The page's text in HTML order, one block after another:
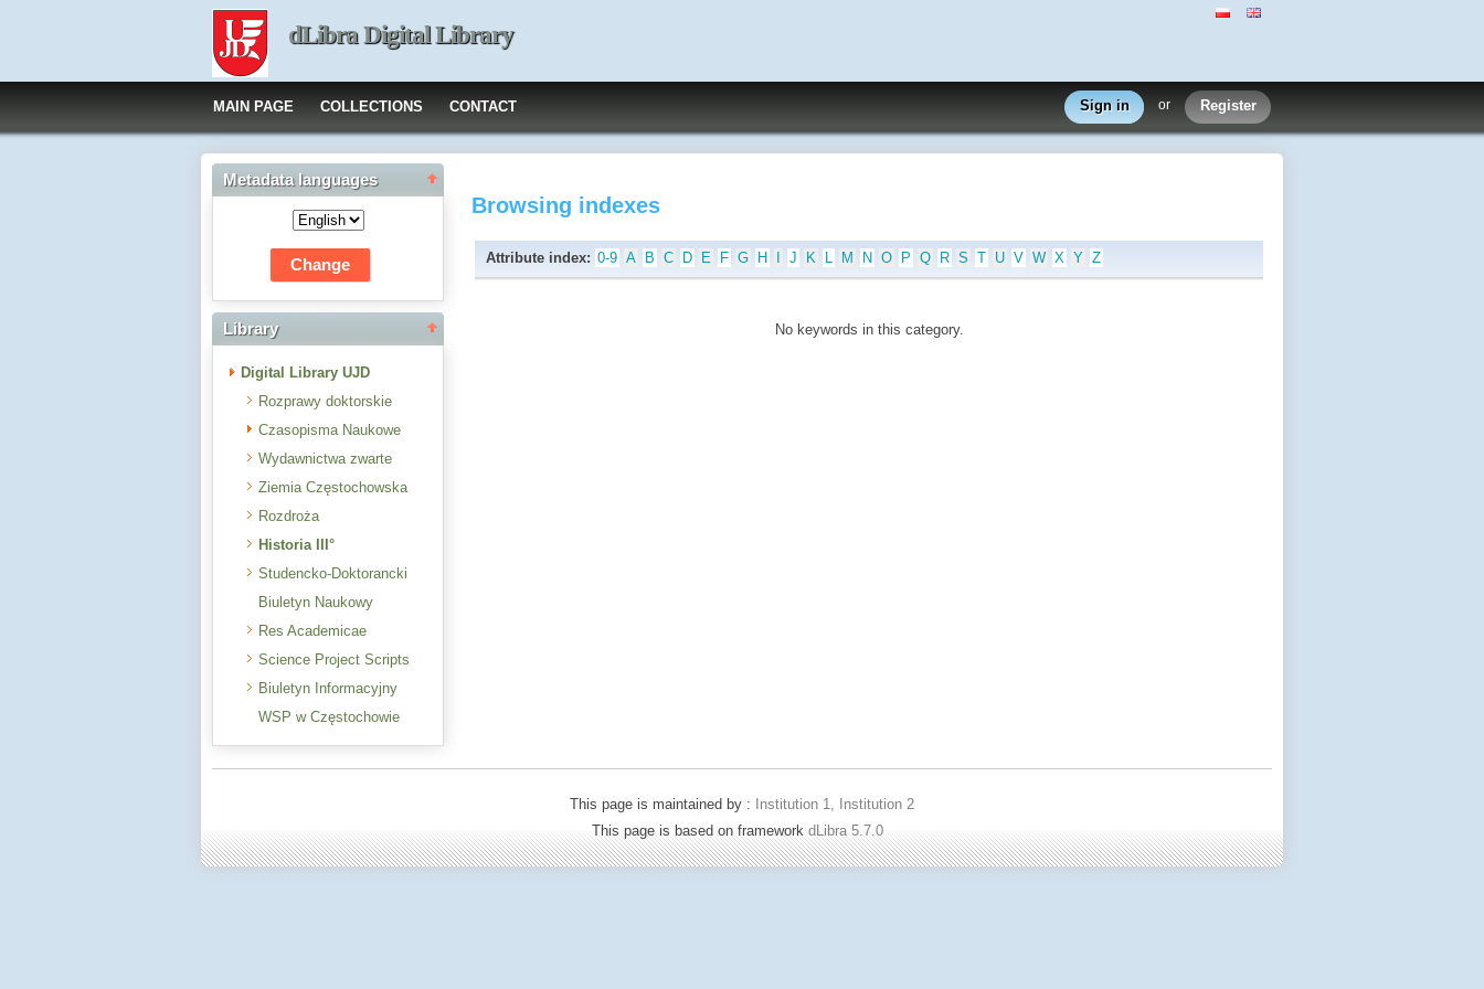
dLibra Digital Library
MAIN PAGE COLLECTIONS CONTACT Sign in or Register
Metadata languages
Library
Digital Library UJD
Rozprawy doktorskie
Czasopisma Naukowe
Wydawnictwa zwarte
Ziemia Częstochowska
Rozdroża
Historia III°
Studencko-Doktorancki
Biuletyn Naukowy
Res Academicae
Science Project Scripts
Biuletyn Informacyjny
WSP w Częstochowie
Browsing indexes
Attribute index: 0-9 A B C D E F G H J K L M N O P Q R S T U V W X Y Z
No keywords in this category.
This page is maintained by :
Institution 1, Institution 2
This page is based on framework dLibra 5.7.0